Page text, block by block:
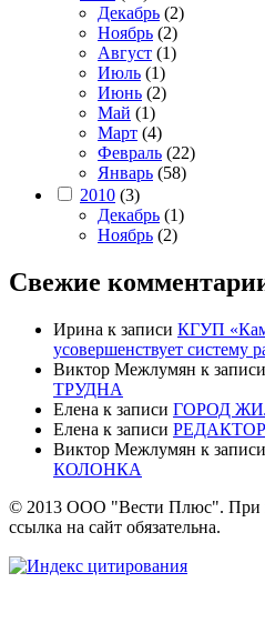
Декабрь (2)
Ноябрь (2)
Август (1)
Июль (1)
Июнь (2)
Май (1)
Март (4)
Февраль (22)
Январь (58)
2010 (3)
Декабрь (1)
Ноябрь (2)
Свежие
Ирина к записи КГУП
усовершенствует систему
Виктор Межлумян к записи
ТРУДНА
Елена к записи ГОРОД
Елена к записи
Виктор Межлумян к записи
КОЛОНКА
© 2013 ООО "Вести Плюс". При
ссылка на сайт обязательна.